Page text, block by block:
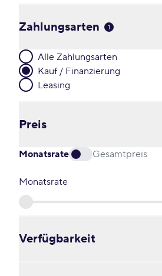
Zahlungsarten 1
Alle Zahlungsarten
Kauf / Finanzierung
Leasing
Preis
Monatsrate Gesamtpreis
Monatsrate
Verfügbarkeit